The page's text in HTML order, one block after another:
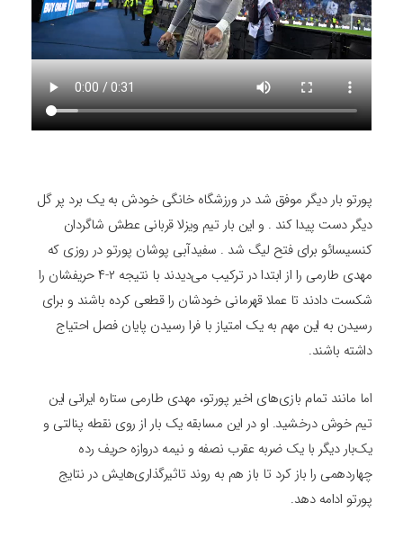
پورتو بار دیگر موفق شد در ورزشگاه خانگی خودش به یک برد پر گل
دیگر دست پیدا کند . و این بار تیم ویزلا قربانی عطش شاگردان
کنسیسائو برای فتح لیگ شد . سفید‌آبی پوشان پورتو در روزی که
مهدی طارمی را از ابتدا در ترکیب می‌دیدند با نتیجه ۲-۴ حریفشان را
شکست دادند تا عملا قهرمانی خودشان را قطعی کرده باشند و برای
رسیدن به این مهم به یک امتیاز با فرا رسیدن پایان فصل احتیاج
داشته باشند.
اما مانند تمام بازی‌های اخیر پورتو، مهدی طارمی ستاره ایرانی این
تیم خوش درخشید. او در این مسابقه یک بار از روی نقطه پنالتی و
یک‌بار دیگر با یک ضربه عقرب نصفه و نیمه دروازه حریف رده
چهاردهمی را باز کرد تا باز هم‌ به روند تاثیرگذاری‌هایش در نتایج
پورتو ادامه دهد.